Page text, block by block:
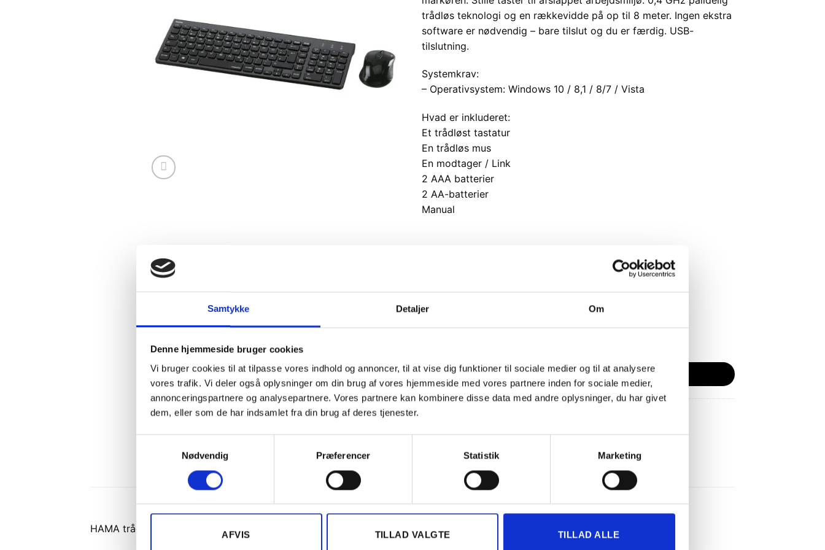
Samtykke Detaljer Om
Denne hjemmeside bruger cookies
Vi bruger cookies til at tilpasse vores indhold og annoncer, til at vise dig funktioner til sociale medier og til at analysere
vores trafik. Vi deler også oplysninger om din brug af vores hjemmeside med vores partnere inden for sociale medier,
annonceringspartnere og analysepartnere. Vores partnere kan kombinere disse data med andre oplysninger, du har givet
dem, eller som de har indsamlet fra din brug af deres tjenester.
Nødvendig
Præferencer Statistik Marketing
AFVIS TILLAD VALGTE TILLAD ALLE
trådløs teknologi og en rækkevidde på op til 8 meter. Ingen ekstra
software er nødvendig – bare tilslut og du er færdig. USB-
tilslutning.
Systemkrav:
– Operativsystem: Windows 10 / 8,1 / 8/7 / Vista
Hvad er inkluderet:
Et trådløst tastatur
En trådløs mus
En modtager / Link
2 AAA batterier
2 AA-batterier
Manual
TILFØJ TIL KURV
HAMA trådløst tastatur med mus i sort